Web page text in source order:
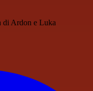
di Ardon e Luka